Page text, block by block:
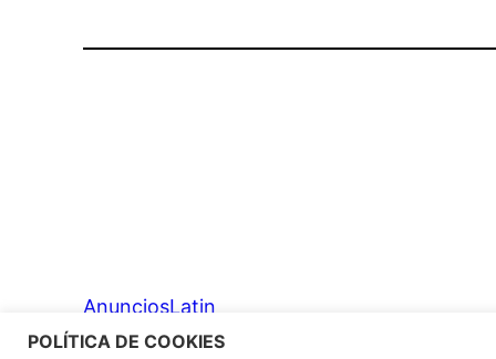
AnunciosLatin
POLÍTICA DE COOKIES